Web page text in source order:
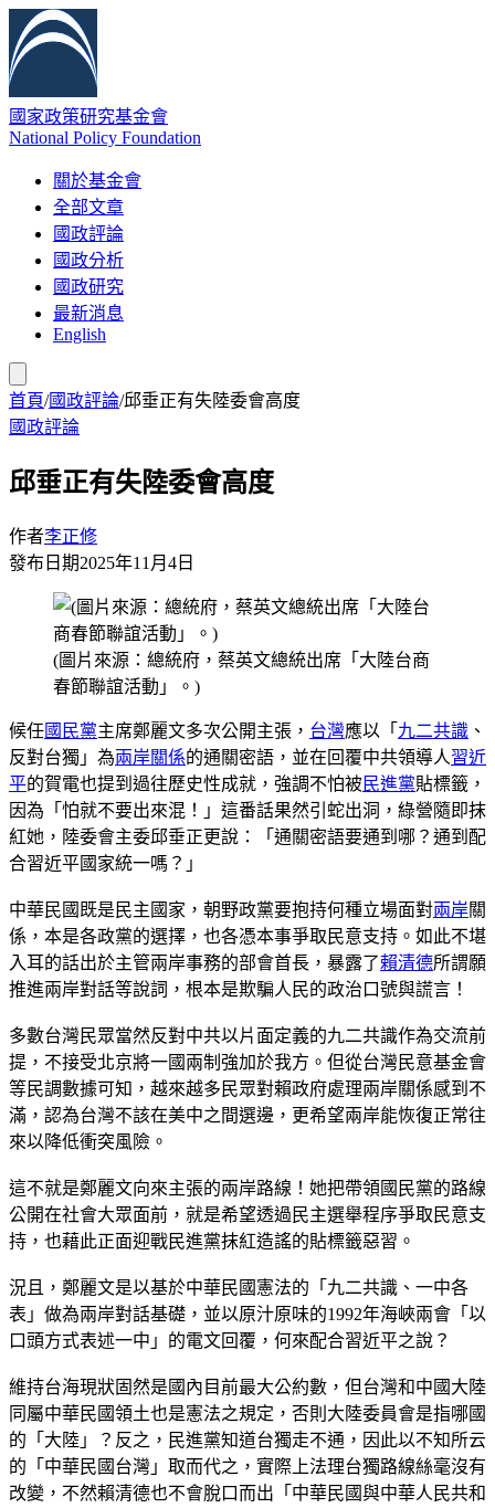
國家政策研究基金會
National Policy Foundation
關於基金會
全部文章
國政評論
國政分析
國政研究
最新消息
English
首頁/國政評論/邱垂正有失陸委會高度
國政評論
邱垂正有失陸委會高度
作者李正修
發布日期2025年11月4日
(圖片來源：總統府，蔡英文總統出席「大陸台商
春節聯誼活動」。)
候任國民黨主席鄭麗文多次公開主張， 台灣應以「 九二共識 、
反對台獨」為兩岸關係的通關密語，並在回覆中共領導人習近
平的賀電也提到過往歷史性成就，強調不怕被民進黨貼標籤，
因為「怕就不要出來混！」這番話果然引蛇出洞，綠營隨即抹
紅她，陸委會主委邱垂正更說：「通關密語要通到哪？通到配
合習近平國家統一嗎？」
中華民國既是民主國家，朝野政黨要抱持何種立場面對兩岸關
係，本是各政黨的選擇，也各憑本事爭取民意支持。如此不堪
入耳的話出於主管兩岸事務的部會首長，暴露了賴清德所謂願
推進兩岸對話等說詞，根本是欺騙人民的政治口號與謊言！
多數台灣民眾當然反對中共以片面定義的九二共識作為交流前
提，不接受北京將一國兩制強加於我方。但從台灣民意基金會
等民調數據可知，越來越多民眾對賴政府處理兩岸關係感到不
滿，認為台灣不該在美中之間選邊，更希望兩岸能恢復正常往
來以降低衝突風險。
這不就是鄭麗文向來主張的兩岸路線！她把帶領國民黨的路線
公開在社會大眾面前，就是希望透過民主選舉程序爭取民意支
持，也藉此正面迎戰民進黨抹紅造謠的貼標籤惡習。
況且，鄭麗文是以基於中華民國憲法的「九二共識、一中各
表」做為兩岸對話基礎，並以原汁原味的1992年海峽兩會「以
口頭方式表述一中」的電文回覆，何來配合習近平之說？
維持台海現狀固然是國內目前最大公約數，但台灣和中國大陸
同屬中華民國領土也是憲法之規定，否則大陸委員會是指哪國
的「大陸」？反之，民進黨知道台獨走不通，因此以不知所云
的「中華民國台灣」取而代之，實際上法理台獨路線絲毫沒有
改變，不然賴清德也不會脫口而出「中華民國與中華人民共和